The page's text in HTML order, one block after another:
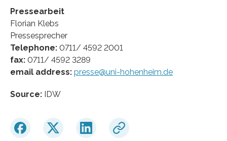
Pressearbeit
Florian Klebs
Pressesprecher
Telephone: 0711/ 4592 2001
fax: 0711/ 4592 3289
email address: presse@uni-hohenheim.de
Source: IDW